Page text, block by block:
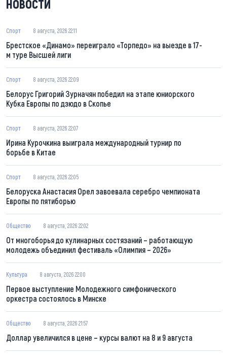
НОВОСТИ
Спорт 8 августа, 2026 22:11
Брестское «Динамо» переиграло «Торпедо» на выезде в 17-
м туре Высшей лиги
Спорт 8 августа, 2026 22:09
Белорус Григорий Зурначян победил на этапе юниорского
Кубка Европы по дзюдо в Скопье
Спорт 8 августа, 2026 22:07
Ирина Курочкина выиграла международный турнир по
борьбе в Китае
Спорт 8 августа, 2026 22:05
Белоруска Анастасия Орел завоевала серебро чемпионата
Европы по пятиборью
Общество 8 августа, 2026 22:02
От многоборья до кулинарных состязаний – работающую
молодежь объединил фестиваль «Олимпия – 2026»
Культура 8 августа, 2026 22:00
Первое выступление Молодежного симфонического
оркестра состоялось в Минске
Общество 8 августа, 2026 21:57
Доллар увеличился в цене – курсы валют на 8 и 9 августа